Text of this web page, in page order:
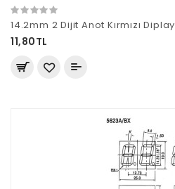
14.2mm 2 Dijit Anot Kırmızı Diplay
11,80TL